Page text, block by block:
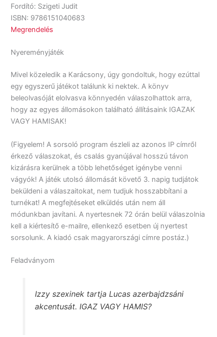
Fordító: Szigeti Judit
ISBN: 9786151040683
Megrendelés
Nyereményjáték
Mivel közeledik a Karácsony, úgy gondoltuk, hogy ezúttal
egy egyszerű játékot találunk ki nektek. A könyv
beleolvasóját elolvasva könnyedén válaszolhattok arra,
hogy az egyes állomásokon található állításaink IGAZAK
VAGY HAMISAK!
(Figyelem! A sorsoló program észleli az azonos IP címről
érkező válaszokat, és csalás gyanújával hosszú távon
kizárásra kerülnek a több lehetőséget igénybe venni
vágyók! A játék utolsó állomását követő 3. napig tudjátok
beküldeni a válaszaitokat, nem tudjuk hosszabbítani a
turnékat! A megfejtéseket elküldés után nem áll
módunkban javítani. A nyertesnek 72 órán belül válaszolnia
kell a kiértesítő e-mailre, ellenkező esetben új nyertest
sorsolunk. A kiadó csak magyarországi címre postáz.)
Feladványom
Izzy szexinek tartja Lucas azerbajdzsáni
akcentusát. IGAZ VAGY HAMIS?